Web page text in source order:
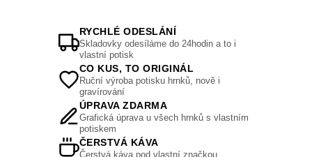
RYCHLÉ ODESLÁNÍ
Skladovky odesíláme do 24hodin a to i
vlastní potisk
CO KUS, TO ORIGINÁL
Ruční výroba potisku hrnků, nově i
gravírování
ÚPRAVA ZDARMA
Grafická úprava u všech hrnků s vlastním
potiskem
ČERSTVÁ KÁVA
Čerstvá káva pod vlastní značkou